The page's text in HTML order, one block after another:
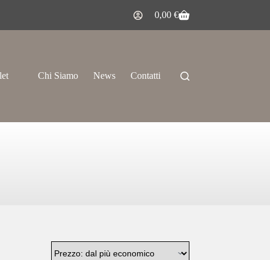
0,00 €
Chi Siamo News Contatti